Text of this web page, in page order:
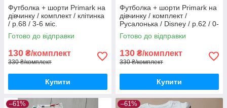
Футболка + шорти Primark на
дівчинку / комплект / клітинка
/ р.68 / 3-6 міс.
Готово до відправки
130 ₴/комплект
330 ₴/комплект
Купити
Футболка + шорти Primark на
дівчинку / комплект /
Русалонька / Disney / р.62 / 0-
3 місяці / більшомір
Готово до відправки
130 ₴/комплект
330 ₴/комплект
Купити
–61% –61%